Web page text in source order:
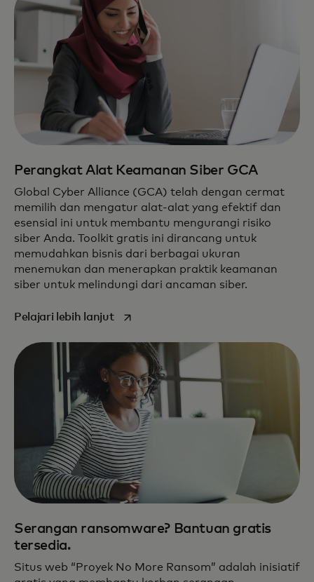
Perangkat Alat Keamanan Siber GCA
Global Cyber Alliance (GCA) telah dengan cermat
memilih dan mengatur alat-alat yang efektif dan
esensial ini untuk membantu mengurangi risiko
siber Anda. Toolkit gratis ini dirancang untuk
memudahkan bisnis dari berbagai ukuran
menemukan dan menerapkan praktik keamanan
siber untuk melindungi dari ancaman siber.
Pelajari lebih lanjutopens in a new tab
Serangan ransomware? Bantuan gratis
tersedia.
Situs web “Proyek No More Ransom” adalah inisiatif